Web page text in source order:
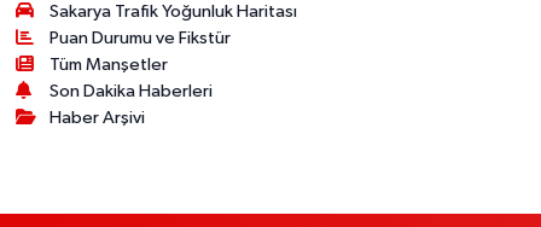
Sakarya Trafik Yoğunluk Haritası
Puan Durumu ve Fikstür
Tüm Manşetler
Son Dakika Haberleri
Haber Arşivi